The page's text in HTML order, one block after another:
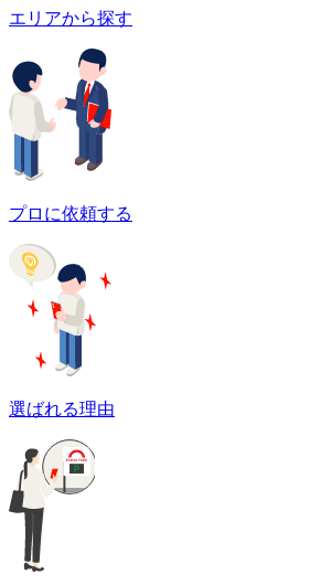
エリアから探す
プロに依頼する
選ばれる理由